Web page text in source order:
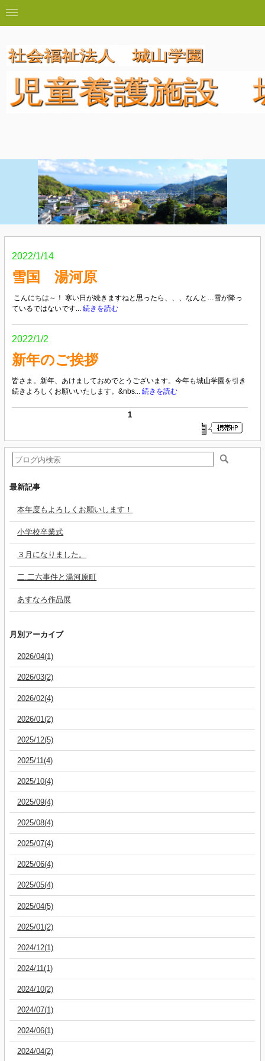
2022/1/14
雪国 湯河原
こんにちは～！ 寒い日が続きますねと思ったら、、、なんと…雪が降っ
ているではないです... 続きを読む
2022/1/2
新年のご挨拶
皆さま。新年、あけましておめでとうございます。今年も城山学園を引き
続きよろしくお願いいたします。&nbs... 続きを読む
1
最新記事
本年度もよろしくお願いします！
小学校卒業式
３月になりました。
二.二六事件と湯河原町
あすなろ作品展
月別アーカイブ
2026/04(1)
2026/03(2)
2026/02(4)
2026/01(2)
2025/12(5)
2025/11(4)
2025/10(4)
2025/09(4)
2025/08(4)
2025/07(4)
2025/06(4)
2025/05(4)
2025/04(5)
2025/01(2)
2024/12(1)
2024/11(1)
2024/10(2)
2024/07(1)
2024/06(1)
2024/04(2)